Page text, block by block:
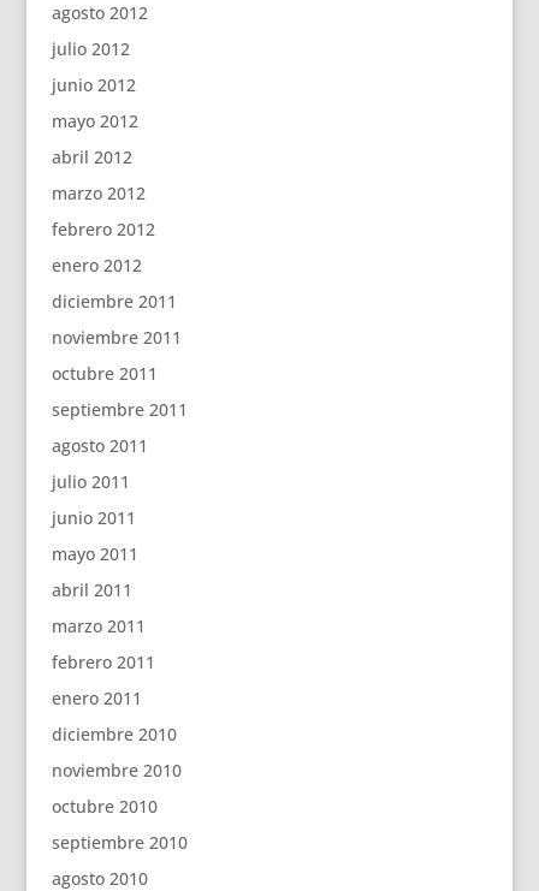
agosto 2012
julio 2012
junio 2012
mayo 2012
abril 2012
marzo 2012
febrero 2012
enero 2012
diciembre 2011
noviembre 2011
octubre 2011
septiembre 2011
agosto 2011
julio 2011
junio 2011
mayo 2011
abril 2011
marzo 2011
febrero 2011
enero 2011
diciembre 2010
noviembre 2010
octubre 2010
septiembre 2010
agosto 2010